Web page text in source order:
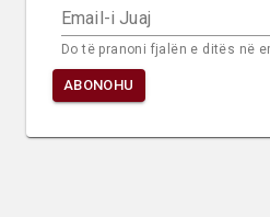
Email-i Juaj
Do të pranoni fjalën e ditës në
ABONOHU